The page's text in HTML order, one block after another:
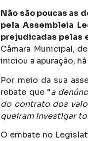
Não são poucas as
pela Assembleia
prejudicadas pelas
Câmara Municipal,
iniciou a apuração,
Por meio da sua
rebate que “a
do contrato dos
queiram investigar
O embate no